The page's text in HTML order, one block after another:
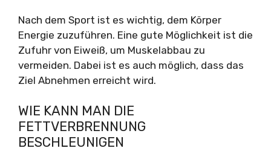
Nach dem Sport ist es wichtig, dem Körper
Energie zuzuführen. Eine gute Möglichkeit ist die
Zufuhr von Eiweiß, um Muskelabbau zu
vermeiden. Dabei ist es auch möglich, dass das
Ziel Abnehmen erreicht wird.
WIE KANN MAN DIE
FETTVERBRENNUNG
BESCHLEUNIGEN